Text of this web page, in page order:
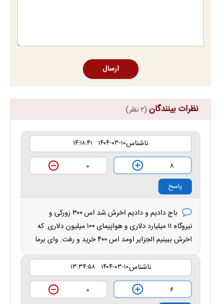
ارسال
نظرات بینندگان (۲ نظر)
ناشناس۱۴۰۴-۰۳-۱۰ ۱۴:۱۸:۴۱
۸
۰
پاسخ
باج دادیم و دادیم اخرش شد اس ۳۰۰ زورکی و
نیروگاه ۱۱ میلیارد دلاری و هواپیمای ۱۰۰ میلیون دلاری. که
اخرش ببینیم الجزایر اومد اس ۴۰۰ خرید و رفت. وای برما
ناشناس۱۴۰۴-۰۳-۱۰ ۱۳:۳۴:۵۸
۶
۰